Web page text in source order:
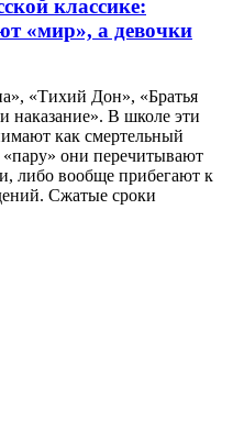
классике:
«мир», а девочки
«Тихий Дон», «Братья
наказание». В школе эти
как смертельный
они перечитывают
либо вообще прибегают к
Сжатые сроки